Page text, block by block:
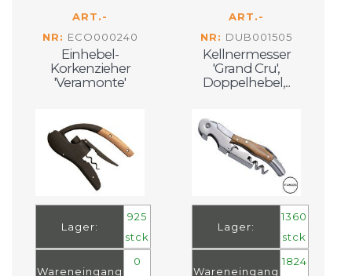
ART.-
NR: ECO000240
Einhebel-
Korkenzieher
'Veramonte'
Lager:
925
stck
Wareneingang
0
ART.-
NR: DUB001505
Kellnermesser
'Grand Cru',
Doppelhebel,...
Lager:
1360
stck
Wareneingang
1824